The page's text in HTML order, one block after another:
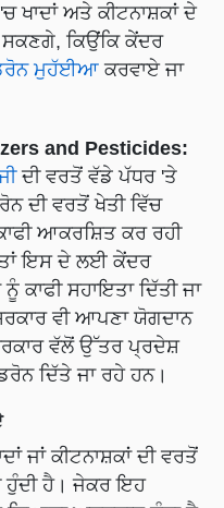
ਖਾਦਾਂ ਅਤੇ ਕੀਟਨਾਸ਼ਕਾਂ ਦੇ
ਕਿਉਂਕਿ ਕੇਂਦਰ
ਮੁਹੱਈਆ ਕਰਵਾਏ ਜਾ
and Pesticides:
ਦੀ ਵਰਤੋਂ ਵੱਡੇ ਪੱਧਰ 'ਤੇ
ਦੀ ਵਰਤੋਂ ਖੇਤੀ ਵਿੱਚ
ਆਕਰਸ਼ਿਤ ਕਰ ਰਹੀ
ਤਾਂ ਇਸ ਦੇ ਲਈ ਕੇਂਦਰ
ਕਾਫੀ ਸਹਾਇਤਾ ਦਿੱਤੀ ਜਾ
ਵੀ ਆਪਣਾ ਯੋਗਦਾਨ
ਵੱਲੋਂ ਉੱਤਰ ਪ੍ਰਦੇਸ਼
ਦਿੱਤੇ ਜਾ ਰਹੇ ਹਨ।
ਜਾਂ ਕੀਟਨਾਸ਼ਕਾਂ ਦੀ ਵਰਤੋਂ
ਹੁੰਦੀ ਹੈ। ਜੇਕਰ ਇਹ